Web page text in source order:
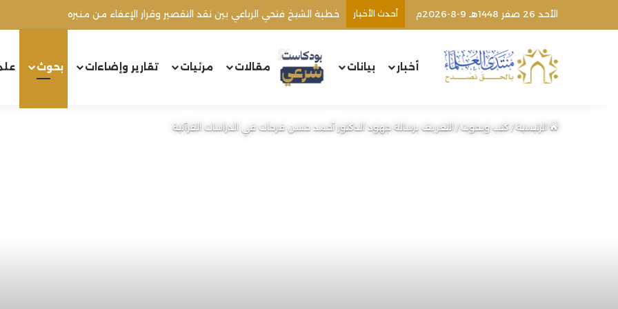
الأحد 26 صفر 1448هـ 9-8-2026م أحدث الأخبار اغتيال الشيخ محمد أنور ريغي: جريمة تستهدف العلماء ووحدة المجتمع
أخبار بيانات مقالات مرئيات تقارير وإضاءات بحوث
الرئيسية/كتب وبحوث/التعريف برسالة جهود الدكتور أحمد حسن فرحات في الدراسات القرآنية